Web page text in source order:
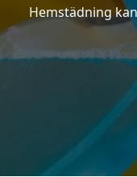
Hemstädning